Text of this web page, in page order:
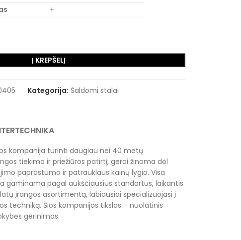
+
Į KREPŠELĮ
Kategorija: Šaldomi stalai
kompanija turinti daugiau nei 40 metų
tiekimo ir priežiūros patirtį, gerai žinoma dėl
paprastumo ir patrauklaus kainų lygio. Visa
gaminama pagal aukščiausius standartus, laikantis
įrangos asortimentą, labiausiai specializuojasi į
techniką. Šios kompanijos tikslas – nuolatinis
gerinimas.